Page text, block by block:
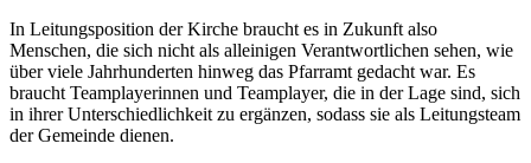
In Leitungsposition der Kirche braucht es in Zukunft also
Menschen, die sich nicht als alleinigen Verantwortlichen sehen, wie
über viele Jahrhunderten hinweg das Pfarramt gedacht war. Es
braucht Teamplayerinnen und Teamplayer, die in der Lage sind, sich
in ihrer Unterschiedlichkeit zu ergänzen, sodass sie als Leitungsteam
der Gemeinde dienen.